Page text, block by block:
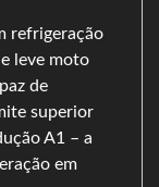
refrigeração
leve moto
de
superior
A1 – a
em